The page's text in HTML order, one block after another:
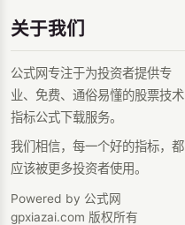
关于我们
公式网专注于为投资者提供专
业、免费、通俗易懂的股票技术
指标公式下载服务。
我们相信，每一个好的指标，都
应该被更多投资者使用。
Powered by 公式网
gpxiazai.com 版权所有